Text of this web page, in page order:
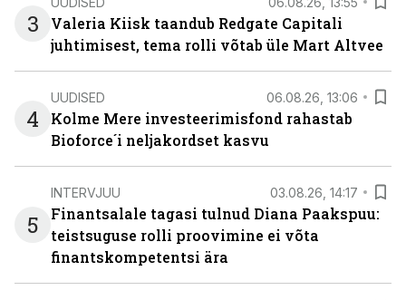
3
Valeria Kiisk taandub Redgate Capitali
juhtimisest, tema rolli võtab üle Mart Altvee
4
UUDISED 06.08.26, 13:06
Kolme Mere investeerimisfond rahastab
Bioforce´i neljakordset kasvu
5
INTERVJUU 03.08.26, 14:17
Finantsalale tagasi tulnud Diana Paakspuu:
teistsuguse rolli proovimine ei võta
finantskompetentsi ära